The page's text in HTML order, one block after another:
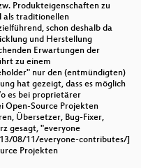
Produkteigenschaften zu
als traditionellen
schon deshalb da
und Herstellung
Erwartungen der
zu einem
nur den (entmündigten)
hat gezeigt, dass es möglich
es bei proprietärer
Open-Source Projekten
Übersetzer, Bug-Fixer,
gesagt, "everyone
08/11/everyone-contributes/]
Projekten